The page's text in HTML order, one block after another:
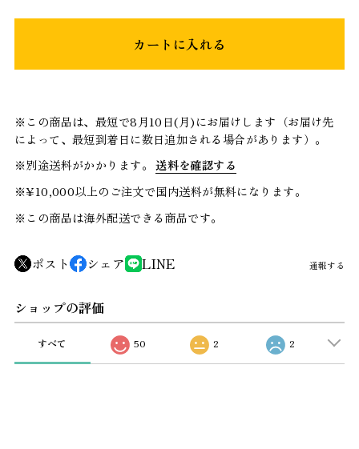
カートに入れる
※この商品は、最短で8月10日(月)にお届けします（お届け先
によって、最短到着日に数日追加される場合があります）。
※別途送料がかかります。 送料を確認する
※¥10,000以上のご注文で国内送料が無料になります。
※この商品は海外配送できる商品です。
ポスト シェア LINE 通報する
ショップの評価
すべて 50 2 2